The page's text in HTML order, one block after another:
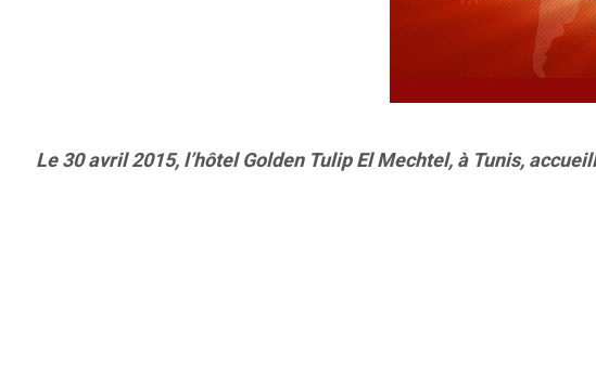
Le 30 avril 2015, l’hôtel Golden Tulip El Mechtel, à Tunis,